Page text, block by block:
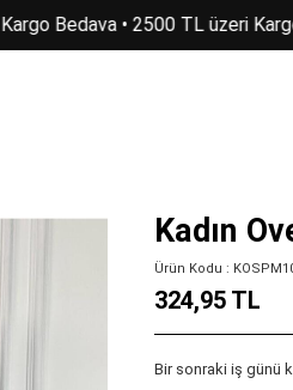
Bedava • 2500 TL üzeri
Kadın
Ürün Kodu :
324,95 TL
Bir sonraki iş günü